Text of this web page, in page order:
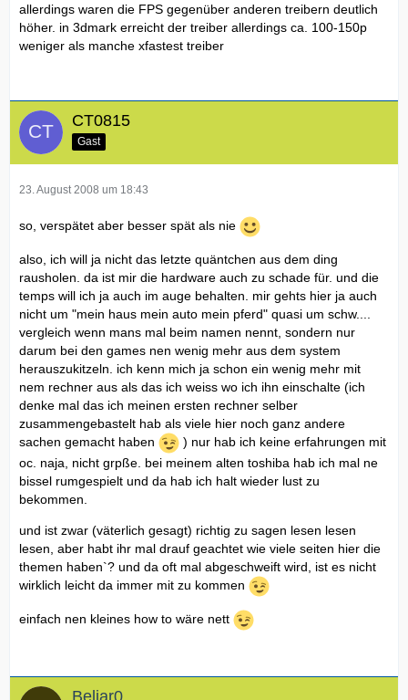
allerdings waren die FPS gegenüber anderen treibern deutlich
höher. in 3dmark erreicht der treiber allerdings ca. 100-150p
weniger als manche xfastest treiber
CT0815
Gast
23. August 2008 um 18:43
so, verspätet aber besser spät als nie
also, ich will ja nicht das letzte quäntchen aus dem ding
rausholen. da ist mir die hardware auch zu schade für. und die
temps will ich ja auch im auge behalten. mir gehts hier ja auch
nicht um "mein haus mein auto mein pferd" quasi um schw....
vergleich wenn mans mal beim namen nennt, sondern nur
darum bei den games nen wenig mehr aus dem system
herauszukitzeln. ich kenn mich ja schon ein wenig mehr mit
nem rechner aus als das ich weiss wo ich ihn einschalte (ich
denke mal das ich meinen ersten rechner selber
zusammengebastelt hab als viele hier noch ganz andere
sachen gemacht haben
) nur hab ich keine erfahrungen mit
oc. naja, nicht grpße. bei meinem alten toshiba hab ich mal ne
bissel rumgespielt und da hab ich halt wieder lust zu
bekommen.
und ist zwar (väterlich gesagt) richtig zu sagen lesen lesen
lesen, aber habt ihr mal drauf geachtet wie viele seiten hier die
themen haben`? und da oft mal abgeschweift wird, ist es nicht
wirklich leicht da immer mit zu kommen
einfach nen kleines how to wäre nett